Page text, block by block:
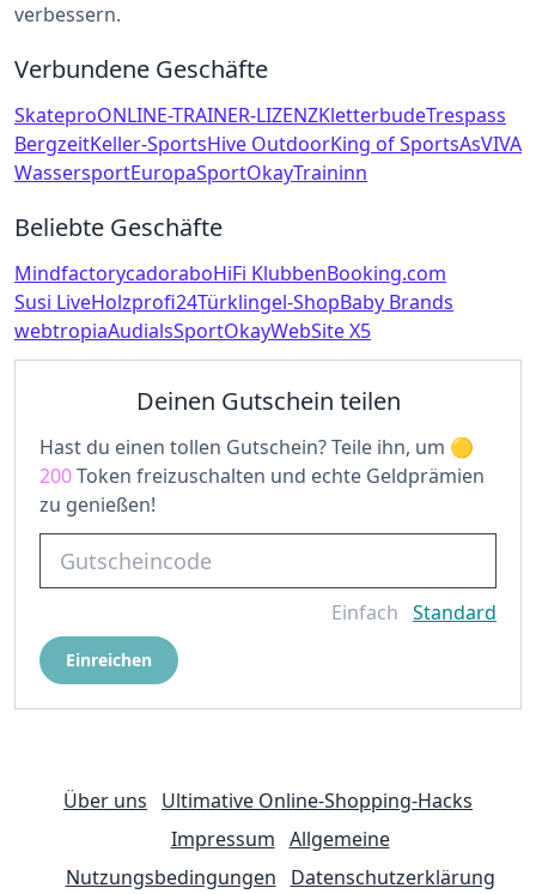
verbessern.
Verbundene Geschäfte
SkateproONLINE-TRAINER-LIZENZKletterbudeTrespass
BergzeitKeller-SportsHive OutdoorKing of SportsAsVIVA
WassersportEuropaSportOkayTraininn
Beliebte Geschäfte
MindfactorycadoraboHiFi KlubbenBooking.com
Susi LiveHolzprofi24Türklingel-ShopBaby Brands
webtropiaAudialsSportOkayWebSite X5
Deinen Gutschein teilen
Hast du einen tollen Gutschein? Teile ihn, um
200Token freizuschalten und echte Geldprämien
zu genießen!
Einfach Standard
Einreichen
Über uns
Ultimative Online-Shopping-Hacks
Impressum Allgemeine
Nutzungsbedingungen
Datenschutzerklärung